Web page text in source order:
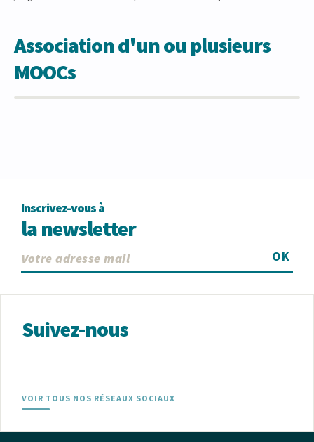
Association d'un ou plusieurs
MOOCs
Inscrivez-vous à
la newsletter
OK
Suivez-nous
VOIR TOUS NOS RÉSEAUX SOCIAUX